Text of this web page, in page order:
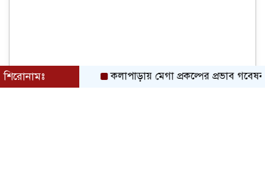
শিরোনামঃ কলাপাড়ায় মেগা প্রকল্পের প্রভাব গবেষনামূলক